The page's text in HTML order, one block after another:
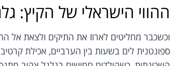
ההווי הישראלי של הקיץ:
וכשכבר מחליטים לארוז את התיקים ולצאת אל
ספונטנית לים בשעות בין הערביים, אכילת